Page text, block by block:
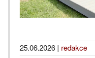
25.06.2026 | redakce